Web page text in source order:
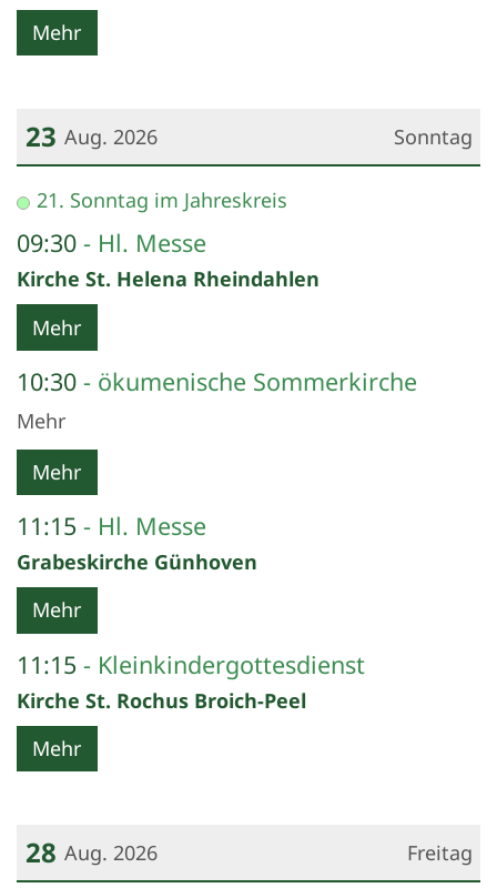
Mehr
Sonntag
23 Aug. 2026
Datum: 23. August 2026
21. Sonntag im Jahreskreis
09:30 Hl. Messe
Kirche St. Helena Rheindahlen
Mehr
10:30 ökumenische Sommerkirche
Mehr
Mehr
11:15 Hl. Messe
Grabeskirche Günhoven
Mehr
11:15 Kleinkindergottesdienst
Kirche St. Rochus Broich-Peel
Mehr
Freitag
28 Aug. 2026